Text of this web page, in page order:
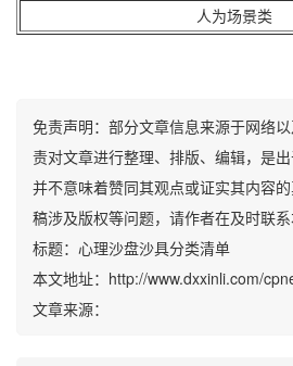
人为场景类
免责声明：部分文章信息来源于网络
责对文章进行整理、排版、编辑，是出
并不意味着赞同其观点或证实其内容
稿涉及版权等问题，请作者在及时联系
标题：心理沙盘沙具分类清单
本文地址：http://www.dxxinli.com/
文章来源：